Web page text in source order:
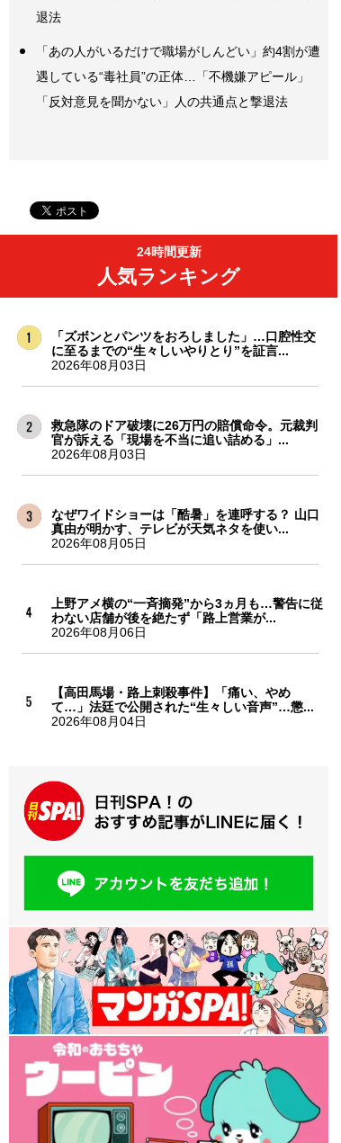
退法
「あの人がいるだけで職場がしんどい」約4割が遭
遇している“毒社員”の正体…「不機嫌アピール」
「反対意見を聞かない」人の共通点と撃退法
24時間更新
人気ランキング
「ズボンとパンツをおろしました」…口腔性交
に至るまでの“生々しいやりとり”を証言...
2026年08月03日
救急隊のドア破壊に26万円の賠償命令。元裁判
官が訴える「現場を不当に追い詰める」...
2026年08月03日
なぜワイドショーは「酷暑」を連呼する？ 山口
真由が明かす、テレビが天気ネタを使い...
2026年08月05日
上野アメ横の“一斉摘発”から3ヵ月も…警告に従
わない店舗が後を絶たず「路上営業が...
2026年08月06日
【高田馬場・路上刺殺事件】「痛い、やめ
て…」法廷で公開された“生々しい音声”…懲...
2026年08月04日